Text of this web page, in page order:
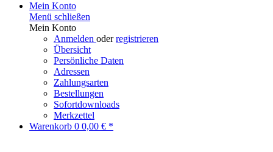
Mein Konto
Menü schließen
Mein Konto
Anmelden oderregistrieren
Übersicht
Persönliche Daten
Adressen
Zahlungsarten
Bestellungen
Sofortdownloads
Merkzettel
Warenkorb 0 0,00 € *